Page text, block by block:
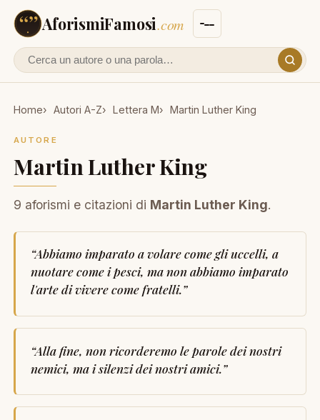
AforismiFamosi.com
Cerca un autore o un aforisma
Home Autori A-Z Lettera M Martin Luther King
AUTORE
Martin Luther King
9 aforismi e citazioni di Martin Luther King.
“Abbiamo imparato a volare come gli uccelli, a
nuotare come i pesci, ma non abbiamo imparato
l'arte di vivere come fratelli.”
“Alla fine, non ricorderemo le parole dei nostri
nemici, ma i silenzi dei nostri amici.”